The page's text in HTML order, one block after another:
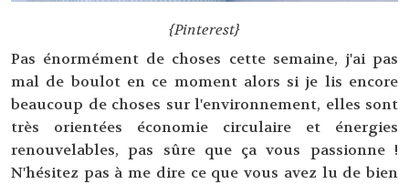
{Pinterest}
Pas énormément de choses cette semaine, j'ai pas
mal de boulot en ce moment alors si je lis encore
beaucoup de choses sur l'environnement, elles sont
très orientées économie circulaire et énergies
renouvelables, pas sûre que ça vous passionne !
N'hésitez pas à me dire ce que vous avez lu de bien